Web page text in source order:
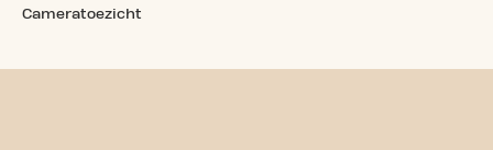
Cameratoezicht